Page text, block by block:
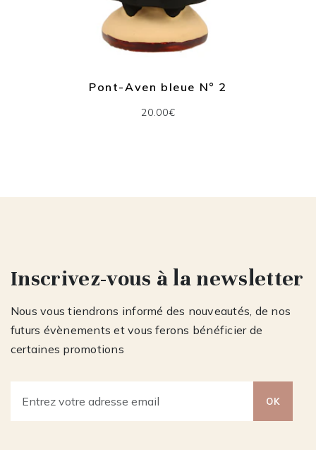
Pont-Aven bleue N° 2
20.00€
Inscrivez-vous à la newsletter
Nous vous tiendrons informé des nouveautés, de nos
futurs évènements et vous ferons bénéficier de
certaines promotions
OK